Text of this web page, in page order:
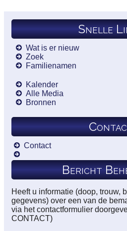
Snelle
Wat is er nieuw
Zoek
Familienamen
Kalender
Alle Media
Bronnen
Contact
Bericht
Heeft u informatie (doop, trouw,
gegevens) over een van de
via het contactformulier
CONTACT)